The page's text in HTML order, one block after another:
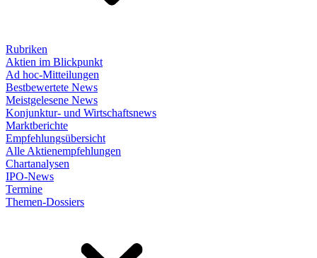
Rubriken
Aktien im Blickpunkt
Ad hoc-Mitteilungen
Bestbewertete News
Meistgelesene News
Konjunktur- und Wirtschaftsnews
Marktberichte
Empfehlungsübersicht
Alle Aktienempfehlungen
Chartanalysen
IPO-News
Termine
Themen-Dossiers